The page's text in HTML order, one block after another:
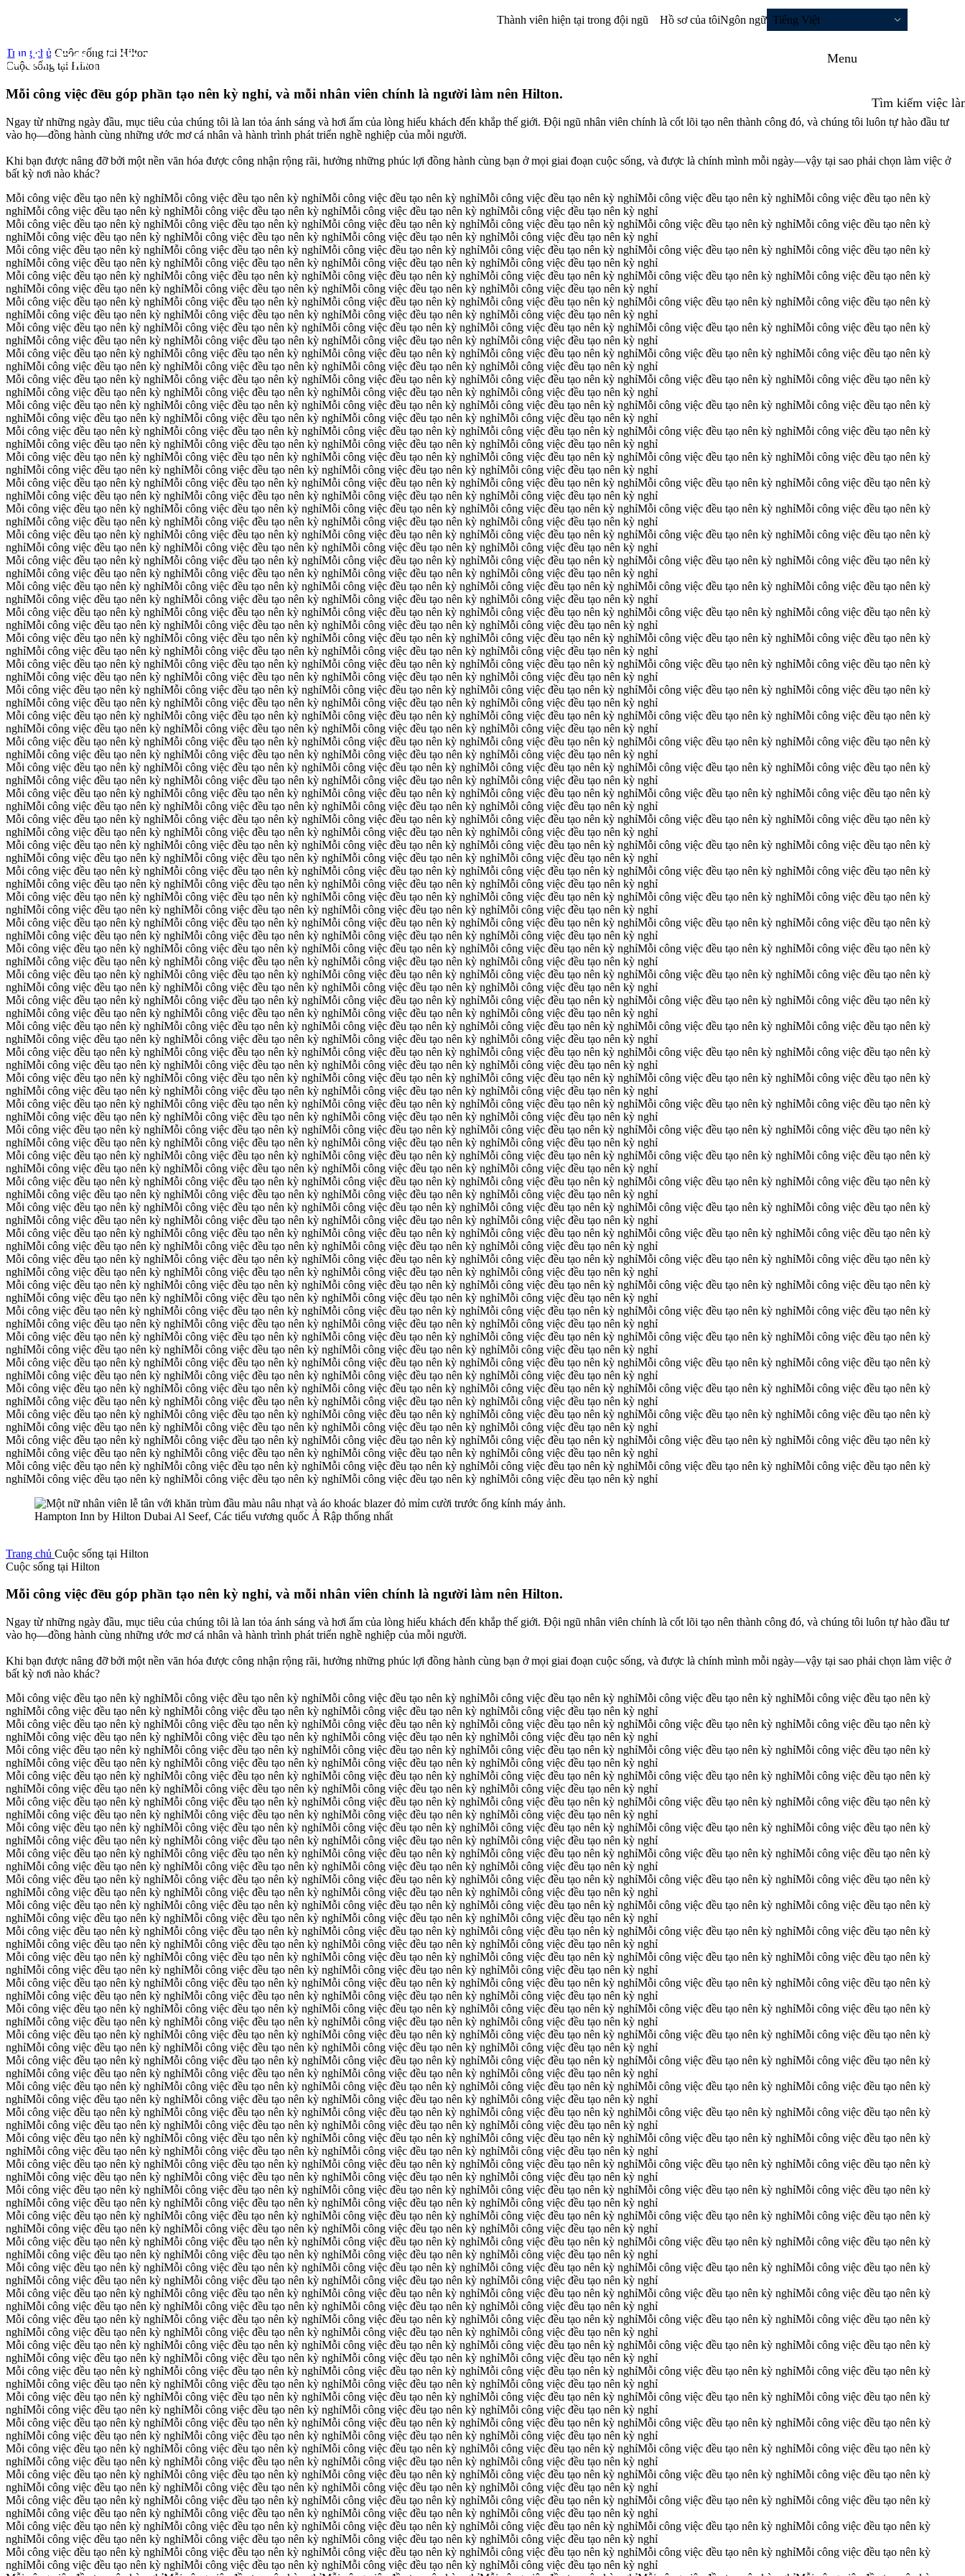
Thành viên hiện tại trong đội ngũ Hồ sơ của tôiNgôn ngữ Tiếng Việt
Menu
Tìm kiếm việc
Trang chủ Cuộc sống tại Hilton
Cuộc sống tại Hilton
Mỗi công việc đều góp phần tạo nên kỳ nghỉ, và mỗi nhân viên chính là người làm nên Hilton.
Ngay từ những ngày đầu, mục tiêu của chúng tôi là lan tỏa ánh sáng và hơi ấm của lòng hiếu khách đến khắp thế giới. Đội ngũ nhân viên chính là cốt lõi tạo nên thành công đó, và chúng tôi luôn tự hào đầu tư
vào họ—đồng hành cùng những ước mơ cá nhân và hành trình phát triển nghề nghiệp của mỗi người.
Khi bạn được nâng đỡ bởi một nền văn hóa được công nhận rộng rãi, hưởng những phúc lợi đồng hành cùng bạn ở mọi giai đoạn cuộc sống, và được là chính mình mỗi ngày—vậy tại sao phải chọn làm việc ở
bất kỳ nơi nào khác?
Mỗi công việc đều tạo nên kỳ nghỉMỗi công việc đều tạo nên kỳ nghỉMỗi công việc đều tạo nên kỳ nghỉMỗi công việc đều tạo nên kỳ nghỉMỗi công việc đều tạo nên kỳ nghỉMỗi công việc đều tạo nên kỳ
nghỉMỗi công việc đều tạo nên kỳ nghỉMỗi công việc đều tạo nên kỳ nghỉMỗi công việc đều tạo nên kỳ nghỉMỗi công việc đều tạo nên kỳ nghỉ
Mỗi công việc đều tạo nên kỳ nghỉMỗi công việc đều tạo nên kỳ nghỉMỗi công việc đều tạo nên kỳ nghỉMỗi công việc đều tạo nên kỳ nghỉMỗi công việc đều tạo nên kỳ nghỉMỗi công việc đều tạo nên kỳ
nghỉMỗi công việc đều tạo nên kỳ nghỉMỗi công việc đều tạo nên kỳ nghỉMỗi công việc đều tạo nên kỳ nghỉMỗi công việc đều tạo nên kỳ nghỉ
Mỗi công việc đều tạo nên kỳ nghỉMỗi công việc đều tạo nên kỳ nghỉMỗi công việc đều tạo nên kỳ nghỉMỗi công việc đều tạo nên kỳ nghỉMỗi công việc đều tạo nên kỳ nghỉMỗi công việc đều tạo nên kỳ
nghỉMỗi công việc đều tạo nên kỳ nghỉMỗi công việc đều tạo nên kỳ nghỉMỗi công việc đều tạo nên kỳ nghỉMỗi công việc đều tạo nên kỳ nghỉ
Mỗi công việc đều tạo nên kỳ nghỉMỗi công việc đều tạo nên kỳ nghỉMỗi công việc đều tạo nên kỳ nghỉMỗi công việc đều tạo nên kỳ nghỉMỗi công việc đều tạo nên kỳ nghỉMỗi công việc đều tạo nên kỳ
nghỉMỗi công việc đều tạo nên kỳ nghỉMỗi công việc đều tạo nên kỳ nghỉMỗi công việc đều tạo nên kỳ nghỉMỗi công việc đều tạo nên kỳ nghỉ
Mỗi công việc đều tạo nên kỳ nghỉMỗi công việc đều tạo nên kỳ nghỉMỗi công việc đều tạo nên kỳ nghỉMỗi công việc đều tạo nên kỳ nghỉMỗi công việc đều tạo nên kỳ nghỉMỗi công việc đều tạo nên kỳ
nghỉMỗi công việc đều tạo nên kỳ nghỉMỗi công việc đều tạo nên kỳ nghỉMỗi công việc đều tạo nên kỳ nghỉMỗi công việc đều tạo nên kỳ nghỉ
Mỗi công việc đều tạo nên kỳ nghỉMỗi công việc đều tạo nên kỳ nghỉMỗi công việc đều tạo nên kỳ nghỉMỗi công việc đều tạo nên kỳ nghỉMỗi công việc đều tạo nên kỳ nghỉMỗi công việc đều tạo nên kỳ
nghỉMỗi công việc đều tạo nên kỳ nghỉMỗi công việc đều tạo nên kỳ nghỉMỗi công việc đều tạo nên kỳ nghỉMỗi công việc đều tạo nên kỳ nghỉ
Mỗi công việc đều tạo nên kỳ nghỉMỗi công việc đều tạo nên kỳ nghỉMỗi công việc đều tạo nên kỳ nghỉMỗi công việc đều tạo nên kỳ nghỉMỗi công việc đều tạo nên kỳ nghỉMỗi công việc đều tạo nên kỳ
nghỉMỗi công việc đều tạo nên kỳ nghỉMỗi công việc đều tạo nên kỳ nghỉMỗi công việc đều tạo nên kỳ nghỉMỗi công việc đều tạo nên kỳ nghỉ
Mỗi công việc đều tạo nên kỳ nghỉMỗi công việc đều tạo nên kỳ nghỉMỗi công việc đều tạo nên kỳ nghỉMỗi công việc đều tạo nên kỳ nghỉMỗi công việc đều tạo nên kỳ nghỉMỗi công việc đều tạo nên kỳ
nghỉMỗi công việc đều tạo nên kỳ nghỉMỗi công việc đều tạo nên kỳ nghỉMỗi công việc đều tạo nên kỳ nghỉMỗi công việc đều tạo nên kỳ nghỉ
Mỗi công việc đều tạo nên kỳ nghỉMỗi công việc đều tạo nên kỳ nghỉMỗi công việc đều tạo nên kỳ nghỉMỗi công việc đều tạo nên kỳ nghỉMỗi công việc đều tạo nên kỳ nghỉMỗi công việc đều tạo nên kỳ
nghỉMỗi công việc đều tạo nên kỳ nghỉMỗi công việc đều tạo nên kỳ nghỉMỗi công việc đều tạo nên kỳ nghỉMỗi công việc đều tạo nên kỳ nghỉ
Mỗi công việc đều tạo nên kỳ nghỉMỗi công việc đều tạo nên kỳ nghỉMỗi công việc đều tạo nên kỳ nghỉMỗi công việc đều tạo nên kỳ nghỉMỗi công việc đều tạo nên kỳ nghỉMỗi công việc đều tạo nên kỳ
nghỉMỗi công việc đều tạo nên kỳ nghỉMỗi công việc đều tạo nên kỳ nghỉMỗi công việc đều tạo nên kỳ nghỉMỗi công việc đều tạo nên kỳ nghỉ
Mỗi công việc đều tạo nên kỳ nghỉMỗi công việc đều tạo nên kỳ nghỉMỗi công việc đều tạo nên kỳ nghỉMỗi công việc đều tạo nên kỳ nghỉMỗi công việc đều tạo nên kỳ nghỉMỗi công việc đều tạo nên kỳ
nghỉMỗi công việc đều tạo nên kỳ nghỉMỗi công việc đều tạo nên kỳ nghỉMỗi công việc đều tạo nên kỳ nghỉMỗi công việc đều tạo nên kỳ nghỉ
Mỗi công việc đều tạo nên kỳ nghỉMỗi công việc đều tạo nên kỳ nghỉMỗi công việc đều tạo nên kỳ nghỉMỗi công việc đều tạo nên kỳ nghỉMỗi công việc đều tạo nên kỳ nghỉMỗi công việc đều tạo nên kỳ
nghỉMỗi công việc đều tạo nên kỳ nghỉMỗi công việc đều tạo nên kỳ nghỉMỗi công việc đều tạo nên kỳ nghỉMỗi công việc đều tạo nên kỳ nghỉ
Mỗi công việc đều tạo nên kỳ nghỉMỗi công việc đều tạo nên kỳ nghỉMỗi công việc đều tạo nên kỳ nghỉMỗi công việc đều tạo nên kỳ nghỉMỗi công việc đều tạo nên kỳ nghỉMỗi công việc đều tạo nên kỳ
nghỉMỗi công việc đều tạo nên kỳ nghỉMỗi công việc đều tạo nên kỳ nghỉMỗi công việc đều tạo nên kỳ nghỉMỗi công việc đều tạo nên kỳ nghỉ
Mỗi công việc đều tạo nên kỳ nghỉMỗi công việc đều tạo nên kỳ nghỉMỗi công việc đều tạo nên kỳ nghỉMỗi công việc đều tạo nên kỳ nghỉMỗi công việc đều tạo nên kỳ nghỉMỗi công việc đều tạo nên kỳ
nghỉMỗi công việc đều tạo nên kỳ nghỉMỗi công việc đều tạo nên kỳ nghỉMỗi công việc đều tạo nên kỳ nghỉMỗi công việc đều tạo nên kỳ nghỉ
Mỗi công việc đều tạo nên kỳ nghỉMỗi công việc đều tạo nên kỳ nghỉMỗi công việc đều tạo nên kỳ nghỉMỗi công việc đều tạo nên kỳ nghỉMỗi công việc đều tạo nên kỳ nghỉMỗi công việc đều tạo nên kỳ
nghỉMỗi công việc đều tạo nên kỳ nghỉMỗi công việc đều tạo nên kỳ nghỉMỗi công việc đều tạo nên kỳ nghỉMỗi công việc đều tạo nên kỳ nghỉ
Mỗi công việc đều tạo nên kỳ nghỉMỗi công việc đều tạo nên kỳ nghỉMỗi công việc đều tạo nên kỳ nghỉMỗi công việc đều tạo nên kỳ nghỉMỗi công việc đều tạo nên kỳ nghỉMỗi công việc đều tạo nên kỳ
nghỉMỗi công việc đều tạo nên kỳ nghỉMỗi công việc đều tạo nên kỳ nghỉMỗi công việc đều tạo nên kỳ nghỉMỗi công việc đều tạo nên kỳ nghỉ
Mỗi công việc đều tạo nên kỳ nghỉMỗi công việc đều tạo nên kỳ nghỉMỗi công việc đều tạo nên kỳ nghỉMỗi công việc đều tạo nên kỳ nghỉMỗi công việc đều tạo nên kỳ nghỉMỗi công việc đều tạo nên kỳ
nghỉMỗi công việc đều tạo nên kỳ nghỉMỗi công việc đều tạo nên kỳ nghỉMỗi công việc đều tạo nên kỳ nghỉMỗi công việc đều tạo nên kỳ nghỉ
Mỗi công việc đều tạo nên kỳ nghỉMỗi công việc đều tạo nên kỳ nghỉMỗi công việc đều tạo nên kỳ nghỉMỗi công việc đều tạo nên kỳ nghỉMỗi công việc đều tạo nên kỳ nghỉMỗi công việc đều tạo nên kỳ
nghỉMỗi công việc đều tạo nên kỳ nghỉMỗi công việc đều tạo nên kỳ nghỉMỗi công việc đều tạo nên kỳ nghỉMỗi công việc đều tạo nên kỳ nghỉ
Mỗi công việc đều tạo nên kỳ nghỉMỗi công việc đều tạo nên kỳ nghỉMỗi công việc đều tạo nên kỳ nghỉMỗi công việc đều tạo nên kỳ nghỉMỗi công việc đều tạo nên kỳ nghỉMỗi công việc đều tạo nên kỳ
nghỉMỗi công việc đều tạo nên kỳ nghỉMỗi công việc đều tạo nên kỳ nghỉMỗi công việc đều tạo nên kỳ nghỉMỗi công việc đều tạo nên kỳ nghỉ
Mỗi công việc đều tạo nên kỳ nghỉMỗi công việc đều tạo nên kỳ nghỉMỗi công việc đều tạo nên kỳ nghỉMỗi công việc đều tạo nên kỳ nghỉMỗi công việc đều tạo nên kỳ nghỉMỗi công việc đều tạo nên kỳ
nghỉMỗi công việc đều tạo nên kỳ nghỉMỗi công việc đều tạo nên kỳ nghỉMỗi công việc đều tạo nên kỳ nghỉMỗi công việc đều tạo nên kỳ nghỉ
Mỗi công việc đều tạo nên kỳ nghỉMỗi công việc đều tạo nên kỳ nghỉMỗi công việc đều tạo nên kỳ nghỉMỗi công việc đều tạo nên kỳ nghỉMỗi công việc đều tạo nên kỳ nghỉMỗi công việc đều tạo nên kỳ
nghỉMỗi công việc đều tạo nên kỳ nghỉMỗi công việc đều tạo nên kỳ nghỉMỗi công việc đều tạo nên kỳ nghỉMỗi công việc đều tạo nên kỳ nghỉ
Mỗi công việc đều tạo nên kỳ nghỉMỗi công việc đều tạo nên kỳ nghỉMỗi công việc đều tạo nên kỳ nghỉMỗi công việc đều tạo nên kỳ nghỉMỗi công việc đều tạo nên kỳ nghỉMỗi công việc đều tạo nên kỳ
nghỉMỗi công việc đều tạo nên kỳ nghỉMỗi công việc đều tạo nên kỳ nghỉMỗi công việc đều tạo nên kỳ nghỉMỗi công việc đều tạo nên kỳ nghỉ
Mỗi công việc đều tạo nên kỳ nghỉMỗi công việc đều tạo nên kỳ nghỉMỗi công việc đều tạo nên kỳ nghỉMỗi công việc đều tạo nên kỳ nghỉMỗi công việc đều tạo nên kỳ nghỉMỗi công việc đều tạo nên kỳ
nghỉMỗi công việc đều tạo nên kỳ nghỉMỗi công việc đều tạo nên kỳ nghỉMỗi công việc đều tạo nên kỳ nghỉMỗi công việc đều tạo nên kỳ nghỉ
Mỗi công việc đều tạo nên kỳ nghỉMỗi công việc đều tạo nên kỳ nghỉMỗi công việc đều tạo nên kỳ nghỉMỗi công việc đều tạo nên kỳ nghỉMỗi công việc đều tạo nên kỳ nghỉMỗi công việc đều tạo nên kỳ
nghỉMỗi công việc đều tạo nên kỳ nghỉMỗi công việc đều tạo nên kỳ nghỉMỗi công việc đều tạo nên kỳ nghỉMỗi công việc đều tạo nên kỳ nghỉ
Mỗi công việc đều tạo nên kỳ nghỉMỗi công việc đều tạo nên kỳ nghỉMỗi công việc đều tạo nên kỳ nghỉMỗi công việc đều tạo nên kỳ nghỉMỗi công việc đều tạo nên kỳ nghỉMỗi công việc đều tạo nên kỳ
nghỉMỗi công việc đều tạo nên kỳ nghỉMỗi công việc đều tạo nên kỳ nghỉMỗi công việc đều tạo nên kỳ nghỉMỗi công việc đều tạo nên kỳ nghỉ
Mỗi công việc đều tạo nên kỳ nghỉMỗi công việc đều tạo nên kỳ nghỉMỗi công việc đều tạo nên kỳ nghỉMỗi công việc đều tạo nên kỳ nghỉMỗi công việc đều tạo nên kỳ nghỉMỗi công việc đều tạo nên kỳ
nghỉMỗi công việc đều tạo nên kỳ nghỉMỗi công việc đều tạo nên kỳ nghỉMỗi công việc đều tạo nên kỳ nghỉMỗi công việc đều tạo nên kỳ nghỉ
Mỗi công việc đều tạo nên kỳ nghỉMỗi công việc đều tạo nên kỳ nghỉMỗi công việc đều tạo nên kỳ nghỉMỗi công việc đều tạo nên kỳ nghỉMỗi công việc đều tạo nên kỳ nghỉMỗi công việc đều tạo nên kỳ
nghỉMỗi công việc đều tạo nên kỳ nghỉMỗi công việc đều tạo nên kỳ nghỉMỗi công việc đều tạo nên kỳ nghỉMỗi công việc đều tạo nên kỳ nghỉ
Mỗi công việc đều tạo nên kỳ nghỉMỗi công việc đều tạo nên kỳ nghỉMỗi công việc đều tạo nên kỳ nghỉMỗi công việc đều tạo nên kỳ nghỉMỗi công việc đều tạo nên kỳ nghỉMỗi công việc đều tạo nên kỳ
nghỉMỗi công việc đều tạo nên kỳ nghỉMỗi công việc đều tạo nên kỳ nghỉMỗi công việc đều tạo nên kỳ nghỉMỗi công việc đều tạo nên kỳ nghỉ
Mỗi công việc đều tạo nên kỳ nghỉMỗi công việc đều tạo nên kỳ nghỉMỗi công việc đều tạo nên kỳ nghỉMỗi công việc đều tạo nên kỳ nghỉMỗi công việc đều tạo nên kỳ nghỉMỗi công việc đều tạo nên kỳ
nghỉMỗi công việc đều tạo nên kỳ nghỉMỗi công việc đều tạo nên kỳ nghỉMỗi công việc đều tạo nên kỳ nghỉMỗi công việc đều tạo nên kỳ nghỉ
Mỗi công việc đều tạo nên kỳ nghỉMỗi công việc đều tạo nên kỳ nghỉMỗi công việc đều tạo nên kỳ nghỉMỗi công việc đều tạo nên kỳ nghỉMỗi công việc đều tạo nên kỳ nghỉMỗi công việc đều tạo nên kỳ
nghỉMỗi công việc đều tạo nên kỳ nghỉMỗi công việc đều tạo nên kỳ nghỉMỗi công việc đều tạo nên kỳ nghỉMỗi công việc đều tạo nên kỳ nghỉ
Mỗi công việc đều tạo nên kỳ nghỉMỗi công việc đều tạo nên kỳ nghỉMỗi công việc đều tạo nên kỳ nghỉMỗi công việc đều tạo nên kỳ nghỉMỗi công việc đều tạo nên kỳ nghỉMỗi công việc đều tạo nên kỳ
nghỉMỗi công việc đều tạo nên kỳ nghỉMỗi công việc đều tạo nên kỳ nghỉMỗi công việc đều tạo nên kỳ nghỉMỗi công việc đều tạo nên kỳ nghỉ
Mỗi công việc đều tạo nên kỳ nghỉMỗi công việc đều tạo nên kỳ nghỉMỗi công việc đều tạo nên kỳ nghỉMỗi công việc đều tạo nên kỳ nghỉMỗi công việc đều tạo nên kỳ nghỉMỗi công việc đều tạo nên kỳ
nghỉMỗi công việc đều tạo nên kỳ nghỉMỗi công việc đều tạo nên kỳ nghỉMỗi công việc đều tạo nên kỳ nghỉMỗi công việc đều tạo nên kỳ nghỉ
Mỗi công việc đều tạo nên kỳ nghỉMỗi công việc đều tạo nên kỳ nghỉMỗi công việc đều tạo nên kỳ nghỉMỗi công việc đều tạo nên kỳ nghỉMỗi công việc đều tạo nên kỳ nghỉMỗi công việc đều tạo nên kỳ
nghỉMỗi công việc đều tạo nên kỳ nghỉMỗi công việc đều tạo nên kỳ nghỉMỗi công việc đều tạo nên kỳ nghỉMỗi công việc đều tạo nên kỳ nghỉ
Mỗi công việc đều tạo nên kỳ nghỉMỗi công việc đều tạo nên kỳ nghỉMỗi công việc đều tạo nên kỳ nghỉMỗi công việc đều tạo nên kỳ nghỉMỗi công việc đều tạo nên kỳ nghỉMỗi công việc đều tạo nên kỳ
nghỉMỗi công việc đều tạo nên kỳ nghỉMỗi công việc đều tạo nên kỳ nghỉMỗi công việc đều tạo nên kỳ nghỉMỗi công việc đều tạo nên kỳ nghỉ
Mỗi công việc đều tạo nên kỳ nghỉMỗi công việc đều tạo nên kỳ nghỉMỗi công việc đều tạo nên kỳ nghỉMỗi công việc đều tạo nên kỳ nghỉMỗi công việc đều tạo nên kỳ nghỉMỗi công việc đều tạo nên kỳ
nghỉMỗi công việc đều tạo nên kỳ nghỉMỗi công việc đều tạo nên kỳ nghỉMỗi công việc đều tạo nên kỳ nghỉMỗi công việc đều tạo nên kỳ nghỉ
Mỗi công việc đều tạo nên kỳ nghỉMỗi công việc đều tạo nên kỳ nghỉMỗi công việc đều tạo nên kỳ nghỉMỗi công việc đều tạo nên kỳ nghỉMỗi công việc đều tạo nên kỳ nghỉMỗi công việc đều tạo nên kỳ
nghỉMỗi công việc đều tạo nên kỳ nghỉMỗi công việc đều tạo nên kỳ nghỉMỗi công việc đều tạo nên kỳ nghỉMỗi công việc đều tạo nên kỳ nghỉ
Mỗi công việc đều tạo nên kỳ nghỉMỗi công việc đều tạo nên kỳ nghỉMỗi công việc đều tạo nên kỳ nghỉMỗi công việc đều tạo nên kỳ nghỉMỗi công việc đều tạo nên kỳ nghỉMỗi công việc đều tạo nên kỳ
nghỉMỗi công việc đều tạo nên kỳ nghỉMỗi công việc đều tạo nên kỳ nghỉMỗi công việc đều tạo nên kỳ nghỉMỗi công việc đều tạo nên kỳ nghỉ
Mỗi công việc đều tạo nên kỳ nghỉMỗi công việc đều tạo nên kỳ nghỉMỗi công việc đều tạo nên kỳ nghỉMỗi công việc đều tạo nên kỳ nghỉMỗi công việc đều tạo nên kỳ nghỉMỗi công việc đều tạo nên kỳ
nghỉMỗi công việc đều tạo nên kỳ nghỉMỗi công việc đều tạo nên kỳ nghỉMỗi công việc đều tạo nên kỳ nghỉMỗi công việc đều tạo nên kỳ nghỉ
Mỗi công việc đều tạo nên kỳ nghỉMỗi công việc đều tạo nên kỳ nghỉMỗi công việc đều tạo nên kỳ nghỉMỗi công việc đều tạo nên kỳ nghỉMỗi công việc đều tạo nên kỳ nghỉMỗi công việc đều tạo nên kỳ
nghỉMỗi công việc đều tạo nên kỳ nghỉMỗi công việc đều tạo nên kỳ nghỉMỗi công việc đều tạo nên kỳ nghỉMỗi công việc đều tạo nên kỳ nghỉ
Mỗi công việc đều tạo nên kỳ nghỉMỗi công việc đều tạo nên kỳ nghỉMỗi công việc đều tạo nên kỳ nghỉMỗi công việc đều tạo nên kỳ nghỉMỗi công việc đều tạo nên kỳ nghỉMỗi công việc đều tạo nên kỳ
nghỉMỗi công việc đều tạo nên kỳ nghỉMỗi công việc đều tạo nên kỳ nghỉMỗi công việc đều tạo nên kỳ nghỉMỗi công việc đều tạo nên kỳ nghỉ
Mỗi công việc đều tạo nên kỳ nghỉMỗi công việc đều tạo nên kỳ nghỉMỗi công việc đều tạo nên kỳ nghỉMỗi công việc đều tạo nên kỳ nghỉMỗi công việc đều tạo nên kỳ nghỉMỗi công việc đều tạo nên kỳ
nghỉMỗi công việc đều tạo nên kỳ nghỉMỗi công việc đều tạo nên kỳ nghỉMỗi công việc đều tạo nên kỳ nghỉMỗi công việc đều tạo nên kỳ nghỉ
Mỗi công việc đều tạo nên kỳ nghỉMỗi công việc đều tạo nên kỳ nghỉMỗi công việc đều tạo nên kỳ nghỉMỗi công việc đều tạo nên kỳ nghỉMỗi công việc đều tạo nên kỳ nghỉMỗi công việc đều tạo nên kỳ
nghỉMỗi công việc đều tạo nên kỳ nghỉMỗi công việc đều tạo nên kỳ nghỉMỗi công việc đều tạo nên kỳ nghỉMỗi công việc đều tạo nên kỳ nghỉ
Mỗi công việc đều tạo nên kỳ nghỉMỗi công việc đều tạo nên kỳ nghỉMỗi công việc đều tạo nên kỳ nghỉMỗi công việc đều tạo nên kỳ nghỉMỗi công việc đều tạo nên kỳ nghỉMỗi công việc đều tạo nên kỳ
nghỉMỗi công việc đều tạo nên kỳ nghỉMỗi công việc đều tạo nên kỳ nghỉMỗi công việc đều tạo nên kỳ nghỉMỗi công việc đều tạo nên kỳ nghỉ
Mỗi công việc đều tạo nên kỳ nghỉMỗi công việc đều tạo nên kỳ nghỉMỗi công việc đều tạo nên kỳ nghỉMỗi công việc đều tạo nên kỳ nghỉMỗi công việc đều tạo nên kỳ nghỉMỗi công việc đều tạo nên kỳ
nghỉMỗi công việc đều tạo nên kỳ nghỉMỗi công việc đều tạo nên kỳ nghỉMỗi công việc đều tạo nên kỳ nghỉMỗi công việc đều tạo nên kỳ nghỉ
Mỗi công việc đều tạo nên kỳ nghỉMỗi công việc đều tạo nên kỳ nghỉMỗi công việc đều tạo nên kỳ nghỉMỗi công việc đều tạo nên kỳ nghỉMỗi công việc đều tạo nên kỳ nghỉMỗi công việc đều tạo nên kỳ
nghỉMỗi công việc đều tạo nên kỳ nghỉMỗi công việc đều tạo nên kỳ nghỉMỗi công việc đều tạo nên kỳ nghỉMỗi công việc đều tạo nên kỳ nghỉ
Mỗi công việc đều tạo nên kỳ nghỉMỗi công việc đều tạo nên kỳ nghỉMỗi công việc đều tạo nên kỳ nghỉMỗi công việc đều tạo nên kỳ nghỉMỗi công việc đều tạo nên kỳ nghỉMỗi công việc đều tạo nên kỳ
nghỉMỗi công việc đều tạo nên kỳ nghỉMỗi công việc đều tạo nên kỳ nghỉMỗi công việc đều tạo nên kỳ nghỉMỗi công việc đều tạo nên kỳ nghỉ
Mỗi công việc đều tạo nên kỳ nghỉMỗi công việc đều tạo nên kỳ nghỉMỗi công việc đều tạo nên kỳ nghỉMỗi công việc đều tạo nên kỳ nghỉMỗi công việc đều tạo nên kỳ nghỉMỗi công việc đều tạo nên kỳ
nghỉMỗi công việc đều tạo nên kỳ nghỉMỗi công việc đều tạo nên kỳ nghỉMỗi công việc đều tạo nên kỳ nghỉMỗi công việc đều tạo nên kỳ nghỉ
Mỗi công việc đều tạo nên kỳ nghỉMỗi công việc đều tạo nên kỳ nghỉMỗi công việc đều tạo nên kỳ nghỉMỗi công việc đều tạo nên kỳ nghỉMỗi công việc đều tạo nên kỳ nghỉMỗi công việc đều tạo nên kỳ
nghỉMỗi công việc đều tạo nên kỳ nghỉMỗi công việc đều tạo nên kỳ nghỉMỗi công việc đều tạo nên kỳ nghỉMỗi công việc đều tạo nên kỳ nghỉ
Mỗi công việc đều tạo nên kỳ nghỉMỗi công việc đều tạo nên kỳ nghỉMỗi công việc đều tạo nên kỳ nghỉMỗi công việc đều tạo nên kỳ nghỉMỗi công việc đều tạo nên kỳ nghỉMỗi công việc đều tạo nên kỳ
nghỉMỗi công việc đều tạo nên kỳ nghỉMỗi công việc đều tạo nên kỳ nghỉMỗi công việc đều tạo nên kỳ nghỉMỗi công việc đều tạo nên kỳ nghỉ
Mỗi công việc đều tạo nên kỳ nghỉMỗi công việc đều tạo nên kỳ nghỉMỗi công việc đều tạo nên kỳ nghỉMỗi công việc đều tạo nên kỳ nghỉMỗi công việc đều tạo nên kỳ nghỉMỗi công việc đều tạo nên kỳ
nghỉMỗi công việc đều tạo nên kỳ nghỉMỗi công việc đều tạo nên kỳ nghỉMỗi công việc đều tạo nên kỳ nghỉMỗi công việc đều tạo nên kỳ nghỉ
Hampton Inn by Hilton Dubai Al Seef, Các tiểu vương quốc Ả Rập thống nhất
Trang chủ Cuộc sống tại Hilton
Cuộc sống tại Hilton
Mỗi công việc đều góp phần tạo nên kỳ nghỉ, và mỗi nhân viên chính là người làm nên Hilton.
Ngay từ những ngày đầu, mục tiêu của chúng tôi là lan tỏa ánh sáng và hơi ấm của lòng hiếu khách đến khắp thế giới. Đội ngũ nhân viên chính là cốt lõi tạo nên thành công đó, và chúng tôi luôn tự hào đầu tư
vào họ—đồng hành cùng những ước mơ cá nhân và hành trình phát triển nghề nghiệp của mỗi người.
Khi bạn được nâng đỡ bởi một nền văn hóa được công nhận rộng rãi, hưởng những phúc lợi đồng hành cùng bạn ở mọi giai đoạn cuộc sống, và được là chính mình mỗi ngày—vậy tại sao phải chọn làm việc ở
bất kỳ nơi nào khác?
Mỗi công việc đều tạo nên kỳ nghỉMỗi công việc đều tạo nên kỳ nghỉMỗi công việc đều tạo nên kỳ nghỉMỗi công việc đều tạo nên kỳ nghỉMỗi công việc đều tạo nên kỳ nghỉMỗi công việc đều tạo nên kỳ
nghỉMỗi công việc đều tạo nên kỳ nghỉMỗi công việc đều tạo nên kỳ nghỉMỗi công việc đều tạo nên kỳ nghỉMỗi công việc đều tạo nên kỳ nghỉ
Mỗi công việc đều tạo nên kỳ nghỉMỗi công việc đều tạo nên kỳ nghỉMỗi công việc đều tạo nên kỳ nghỉMỗi công việc đều tạo nên kỳ nghỉMỗi công việc đều tạo nên kỳ nghỉMỗi công việc đều tạo nên kỳ
nghỉMỗi công việc đều tạo nên kỳ nghỉMỗi công việc đều tạo nên kỳ nghỉMỗi công việc đều tạo nên kỳ nghỉMỗi công việc đều tạo nên kỳ nghỉ
Mỗi công việc đều tạo nên kỳ nghỉMỗi công việc đều tạo nên kỳ nghỉMỗi công việc đều tạo nên kỳ nghỉMỗi công việc đều tạo nên kỳ nghỉMỗi công việc đều tạo nên kỳ nghỉMỗi công việc đều tạo nên kỳ
nghỉMỗi công việc đều tạo nên kỳ nghỉMỗi công việc đều tạo nên kỳ nghỉMỗi công việc đều tạo nên kỳ nghỉMỗi công việc đều tạo nên kỳ nghỉ
Mỗi công việc đều tạo nên kỳ nghỉMỗi công việc đều tạo nên kỳ nghỉMỗi công việc đều tạo nên kỳ nghỉMỗi công việc đều tạo nên kỳ nghỉMỗi công việc đều tạo nên kỳ nghỉMỗi công việc đều tạo nên kỳ
nghỉMỗi công việc đều tạo nên kỳ nghỉMỗi công việc đều tạo nên kỳ nghỉMỗi công việc đều tạo nên kỳ nghỉMỗi công việc đều tạo nên kỳ nghỉ
Mỗi công việc đều tạo nên kỳ nghỉMỗi công việc đều tạo nên kỳ nghỉMỗi công việc đều tạo nên kỳ nghỉMỗi công việc đều tạo nên kỳ nghỉMỗi công việc đều tạo nên kỳ nghỉMỗi công việc đều tạo nên kỳ
nghỉMỗi công việc đều tạo nên kỳ nghỉMỗi công việc đều tạo nên kỳ nghỉMỗi công việc đều tạo nên kỳ nghỉMỗi công việc đều tạo nên kỳ nghỉ
Mỗi công việc đều tạo nên kỳ nghỉMỗi công việc đều tạo nên kỳ nghỉMỗi công việc đều tạo nên kỳ nghỉMỗi công việc đều tạo nên kỳ nghỉMỗi công việc đều tạo nên kỳ nghỉMỗi công việc đều tạo nên kỳ
nghỉMỗi công việc đều tạo nên kỳ nghỉMỗi công việc đều tạo nên kỳ nghỉMỗi công việc đều tạo nên kỳ nghỉMỗi công việc đều tạo nên kỳ nghỉ
Mỗi công việc đều tạo nên kỳ nghỉMỗi công việc đều tạo nên kỳ nghỉMỗi công việc đều tạo nên kỳ nghỉMỗi công việc đều tạo nên kỳ nghỉMỗi công việc đều tạo nên kỳ nghỉMỗi công việc đều tạo nên kỳ
nghỉMỗi công việc đều tạo nên kỳ nghỉMỗi công việc đều tạo nên kỳ nghỉMỗi công việc đều tạo nên kỳ nghỉMỗi công việc đều tạo nên kỳ nghỉ
Mỗi công việc đều tạo nên kỳ nghỉMỗi công việc đều tạo nên kỳ nghỉMỗi công việc đều tạo nên kỳ nghỉMỗi công việc đều tạo nên kỳ nghỉMỗi công việc đều tạo nên kỳ nghỉMỗi công việc đều tạo nên kỳ
nghỉMỗi công việc đều tạo nên kỳ nghỉMỗi công việc đều tạo nên kỳ nghỉMỗi công việc đều tạo nên kỳ nghỉMỗi công việc đều tạo nên kỳ nghỉ
Mỗi công việc đều tạo nên kỳ nghỉMỗi công việc đều tạo nên kỳ nghỉMỗi công việc đều tạo nên kỳ nghỉMỗi công việc đều tạo nên kỳ nghỉMỗi công việc đều tạo nên kỳ nghỉMỗi công việc đều tạo nên kỳ
nghỉMỗi công việc đều tạo nên kỳ nghỉMỗi công việc đều tạo nên kỳ nghỉMỗi công việc đều tạo nên kỳ nghỉMỗi công việc đều tạo nên kỳ nghỉ
Mỗi công việc đều tạo nên kỳ nghỉMỗi công việc đều tạo nên kỳ nghỉMỗi công việc đều tạo nên kỳ nghỉMỗi công việc đều tạo nên kỳ nghỉMỗi công việc đều tạo nên kỳ nghỉMỗi công việc đều tạo nên kỳ
nghỉMỗi công việc đều tạo nên kỳ nghỉMỗi công việc đều tạo nên kỳ nghỉMỗi công việc đều tạo nên kỳ nghỉMỗi công việc đều tạo nên kỳ nghỉ
Mỗi công việc đều tạo nên kỳ nghỉMỗi công việc đều tạo nên kỳ nghỉMỗi công việc đều tạo nên kỳ nghỉMỗi công việc đều tạo nên kỳ nghỉMỗi công việc đều tạo nên kỳ nghỉMỗi công việc đều tạo nên kỳ
nghỉMỗi công việc đều tạo nên kỳ nghỉMỗi công việc đều tạo nên kỳ nghỉMỗi công việc đều tạo nên kỳ nghỉMỗi công việc đều tạo nên kỳ nghỉ
Mỗi công việc đều tạo nên kỳ nghỉMỗi công việc đều tạo nên kỳ nghỉMỗi công việc đều tạo nên kỳ nghỉMỗi công việc đều tạo nên kỳ nghỉMỗi công việc đều tạo nên kỳ nghỉMỗi công việc đều tạo nên kỳ
nghỉMỗi công việc đều tạo nên kỳ nghỉMỗi công việc đều tạo nên kỳ nghỉMỗi công việc đều tạo nên kỳ nghỉMỗi công việc đều tạo nên kỳ nghỉ
Mỗi công việc đều tạo nên kỳ nghỉMỗi công việc đều tạo nên kỳ nghỉMỗi công việc đều tạo nên kỳ nghỉMỗi công việc đều tạo nên kỳ nghỉMỗi công việc đều tạo nên kỳ nghỉMỗi công việc đều tạo nên kỳ
nghỉMỗi công việc đều tạo nên kỳ nghỉMỗi công việc đều tạo nên kỳ nghỉMỗi công việc đều tạo nên kỳ nghỉMỗi công việc đều tạo nên kỳ nghỉ
Mỗi công việc đều tạo nên kỳ nghỉMỗi công việc đều tạo nên kỳ nghỉMỗi công việc đều tạo nên kỳ nghỉMỗi công việc đều tạo nên kỳ nghỉMỗi công việc đều tạo nên kỳ nghỉMỗi công việc đều tạo nên kỳ
nghỉMỗi công việc đều tạo nên kỳ nghỉMỗi công việc đều tạo nên kỳ nghỉMỗi công việc đều tạo nên kỳ nghỉMỗi công việc đều tạo nên kỳ nghỉ
Mỗi công việc đều tạo nên kỳ nghỉMỗi công việc đều tạo nên kỳ nghỉMỗi công việc đều tạo nên kỳ nghỉMỗi công việc đều tạo nên kỳ nghỉMỗi công việc đều tạo nên kỳ nghỉMỗi công việc đều tạo nên kỳ
nghỉMỗi công việc đều tạo nên kỳ nghỉMỗi công việc đều tạo nên kỳ nghỉMỗi công việc đều tạo nên kỳ nghỉMỗi công việc đều tạo nên kỳ nghỉ
Mỗi công việc đều tạo nên kỳ nghỉMỗi công việc đều tạo nên kỳ nghỉMỗi công việc đều tạo nên kỳ nghỉMỗi công việc đều tạo nên kỳ nghỉMỗi công việc đều tạo nên kỳ nghỉMỗi công việc đều tạo nên kỳ
nghỉMỗi công việc đều tạo nên kỳ nghỉMỗi công việc đều tạo nên kỳ nghỉMỗi công việc đều tạo nên kỳ nghỉMỗi công việc đều tạo nên kỳ nghỉ
Mỗi công việc đều tạo nên kỳ nghỉMỗi công việc đều tạo nên kỳ nghỉMỗi công việc đều tạo nên kỳ nghỉMỗi công việc đều tạo nên kỳ nghỉMỗi công việc đều tạo nên kỳ nghỉMỗi công việc đều tạo nên kỳ
nghỉMỗi công việc đều tạo nên kỳ nghỉMỗi công việc đều tạo nên kỳ nghỉMỗi công việc đều tạo nên kỳ nghỉMỗi công việc đều tạo nên kỳ nghỉ
Mỗi công việc đều tạo nên kỳ nghỉMỗi công việc đều tạo nên kỳ nghỉMỗi công việc đều tạo nên kỳ nghỉMỗi công việc đều tạo nên kỳ nghỉMỗi công việc đều tạo nên kỳ nghỉMỗi công việc đều tạo nên kỳ
nghỉMỗi công việc đều tạo nên kỳ nghỉMỗi công việc đều tạo nên kỳ nghỉMỗi công việc đều tạo nên kỳ nghỉMỗi công việc đều tạo nên kỳ nghỉ
Mỗi công việc đều tạo nên kỳ nghỉMỗi công việc đều tạo nên kỳ nghỉMỗi công việc đều tạo nên kỳ nghỉMỗi công việc đều tạo nên kỳ nghỉMỗi công việc đều tạo nên kỳ nghỉMỗi công việc đều tạo nên kỳ
nghỉMỗi công việc đều tạo nên kỳ nghỉMỗi công việc đều tạo nên kỳ nghỉMỗi công việc đều tạo nên kỳ nghỉMỗi công việc đều tạo nên kỳ nghỉ
Mỗi công việc đều tạo nên kỳ nghỉMỗi công việc đều tạo nên kỳ nghỉMỗi công việc đều tạo nên kỳ nghỉMỗi công việc đều tạo nên kỳ nghỉMỗi công việc đều tạo nên kỳ nghỉMỗi công việc đều tạo nên kỳ
nghỉMỗi công việc đều tạo nên kỳ nghỉMỗi công việc đều tạo nên kỳ nghỉMỗi công việc đều tạo nên kỳ nghỉMỗi công việc đều tạo nên kỳ nghỉ
Mỗi công việc đều tạo nên kỳ nghỉMỗi công việc đều tạo nên kỳ nghỉMỗi công việc đều tạo nên kỳ nghỉMỗi công việc đều tạo nên kỳ nghỉMỗi công việc đều tạo nên kỳ nghỉMỗi công việc đều tạo nên kỳ
nghỉMỗi công việc đều tạo nên kỳ nghỉMỗi công việc đều tạo nên kỳ nghỉMỗi công việc đều tạo nên kỳ nghỉMỗi công việc đều tạo nên kỳ nghỉ
Mỗi công việc đều tạo nên kỳ nghỉMỗi công việc đều tạo nên kỳ nghỉMỗi công việc đều tạo nên kỳ nghỉMỗi công việc đều tạo nên kỳ nghỉMỗi công việc đều tạo nên kỳ nghỉMỗi công việc đều tạo nên kỳ
nghỉMỗi công việc đều tạo nên kỳ nghỉMỗi công việc đều tạo nên kỳ nghỉMỗi công việc đều tạo nên kỳ nghỉMỗi công việc đều tạo nên kỳ nghỉ
Mỗi công việc đều tạo nên kỳ nghỉMỗi công việc đều tạo nên kỳ nghỉMỗi công việc đều tạo nên kỳ nghỉMỗi công việc đều tạo nên kỳ nghỉMỗi công việc đều tạo nên kỳ nghỉMỗi công việc đều tạo nên kỳ
nghỉMỗi công việc đều tạo nên kỳ nghỉMỗi công việc đều tạo nên kỳ nghỉMỗi công việc đều tạo nên kỳ nghỉMỗi công việc đều tạo nên kỳ nghỉ
Mỗi công việc đều tạo nên kỳ nghỉMỗi công việc đều tạo nên kỳ nghỉMỗi công việc đều tạo nên kỳ nghỉMỗi công việc đều tạo nên kỳ nghỉMỗi công việc đều tạo nên kỳ nghỉMỗi công việc đều tạo nên kỳ
nghỉMỗi công việc đều tạo nên kỳ nghỉMỗi công việc đều tạo nên kỳ nghỉMỗi công việc đều tạo nên kỳ nghỉMỗi công việc đều tạo nên kỳ nghỉ
Mỗi công việc đều tạo nên kỳ nghỉMỗi công việc đều tạo nên kỳ nghỉMỗi công việc đều tạo nên kỳ nghỉMỗi công việc đều tạo nên kỳ nghỉMỗi công việc đều tạo nên kỳ nghỉMỗi công việc đều tạo nên kỳ
nghỉMỗi công việc đều tạo nên kỳ nghỉMỗi công việc đều tạo nên kỳ nghỉMỗi công việc đều tạo nên kỳ nghỉMỗi công việc đều tạo nên kỳ nghỉ
Mỗi công việc đều tạo nên kỳ nghỉMỗi công việc đều tạo nên kỳ nghỉMỗi công việc đều tạo nên kỳ nghỉMỗi công việc đều tạo nên kỳ nghỉMỗi công việc đều tạo nên kỳ nghỉMỗi công việc đều tạo nên kỳ
nghỉMỗi công việc đều tạo nên kỳ nghỉMỗi công việc đều tạo nên kỳ nghỉMỗi công việc đều tạo nên kỳ nghỉMỗi công việc đều tạo nên kỳ nghỉ
Mỗi công việc đều tạo nên kỳ nghỉMỗi công việc đều tạo nên kỳ nghỉMỗi công việc đều tạo nên kỳ nghỉMỗi công việc đều tạo nên kỳ nghỉMỗi công việc đều tạo nên kỳ nghỉMỗi công việc đều tạo nên kỳ
nghỉMỗi công việc đều tạo nên kỳ nghỉMỗi công việc đều tạo nên kỳ nghỉMỗi công việc đều tạo nên kỳ nghỉMỗi công việc đều tạo nên kỳ nghỉ
Mỗi công việc đều tạo nên kỳ nghỉMỗi công việc đều tạo nên kỳ nghỉMỗi công việc đều tạo nên kỳ nghỉMỗi công việc đều tạo nên kỳ nghỉMỗi công việc đều tạo nên kỳ nghỉMỗi công việc đều tạo nên kỳ
nghỉMỗi công việc đều tạo nên kỳ nghỉMỗi công việc đều tạo nên kỳ nghỉMỗi công việc đều tạo nên kỳ nghỉMỗi công việc đều tạo nên kỳ nghỉ
Mỗi công việc đều tạo nên kỳ nghỉMỗi công việc đều tạo nên kỳ nghỉMỗi công việc đều tạo nên kỳ nghỉMỗi công việc đều tạo nên kỳ nghỉMỗi công việc đều tạo nên kỳ nghỉMỗi công việc đều tạo nên kỳ
nghỉMỗi công việc đều tạo nên kỳ nghỉMỗi công việc đều tạo nên kỳ nghỉMỗi công việc đều tạo nên kỳ nghỉMỗi công việc đều tạo nên kỳ nghỉ
Mỗi công việc đều tạo nên kỳ nghỉMỗi công việc đều tạo nên kỳ nghỉMỗi công việc đều tạo nên kỳ nghỉMỗi công việc đều tạo nên kỳ nghỉMỗi công việc đều tạo nên kỳ nghỉMỗi công việc đều tạo nên kỳ
nghỉMỗi công việc đều tạo nên kỳ nghỉMỗi công việc đều tạo nên kỳ nghỉMỗi công việc đều tạo nên kỳ nghỉMỗi công việc đều tạo nên kỳ nghỉ
Mỗi công việc đều tạo nên kỳ nghỉMỗi công việc đều tạo nên kỳ nghỉMỗi công việc đều tạo nên kỳ nghỉMỗi công việc đều tạo nên kỳ nghỉMỗi công việc đều tạo nên kỳ nghỉMỗi công việc đều tạo nên kỳ
nghỉMỗi công việc đều tạo nên kỳ nghỉMỗi công việc đều tạo nên kỳ nghỉMỗi công việc đều tạo nên kỳ nghỉMỗi công việc đều tạo nên kỳ nghỉ
Mỗi công việc đều tạo nên kỳ nghỉMỗi công việc đều tạo nên kỳ nghỉMỗi công việc đều tạo nên kỳ nghỉMỗi công việc đều tạo nên kỳ nghỉMỗi công việc đều tạo nên kỳ nghỉMỗi công việc đều tạo nên kỳ
nghỉMỗi công việc đều tạo nên kỳ nghỉMỗi công việc đều tạo nên kỳ nghỉMỗi công việc đều tạo nên kỳ nghỉMỗi công việc đều tạo nên kỳ nghỉ
Mỗi công việc đều tạo nên kỳ nghỉMỗi công việc đều tạo nên kỳ nghỉMỗi công việc đều tạo nên kỳ nghỉMỗi công việc đều tạo nên kỳ nghỉMỗi công việc đều tạo nên kỳ nghỉMỗi công việc đều tạo nên kỳ
nghỉMỗi công việc đều tạo nên kỳ nghỉMỗi công việc đều tạo nên kỳ nghỉMỗi công việc đều tạo nên kỳ nghỉMỗi công việc đều tạo nên kỳ nghỉ
Mỗi công việc đều tạo nên kỳ nghỉMỗi công việc đều tạo nên kỳ nghỉMỗi công việc đều tạo nên kỳ nghỉMỗi công việc đều tạo nên kỳ nghỉMỗi công việc đều tạo nên kỳ nghỉMỗi công việc đều tạo nên kỳ
nghỉMỗi công việc đều tạo nên kỳ nghỉMỗi công việc đều tạo nên kỳ nghỉMỗi công việc đều tạo nên kỳ nghỉMỗi công việc đều tạo nên kỳ nghỉ